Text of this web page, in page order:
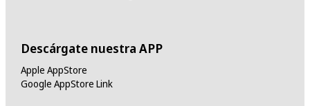
Descárgate nuestra APP
Apple AppStore
Google AppStore Link